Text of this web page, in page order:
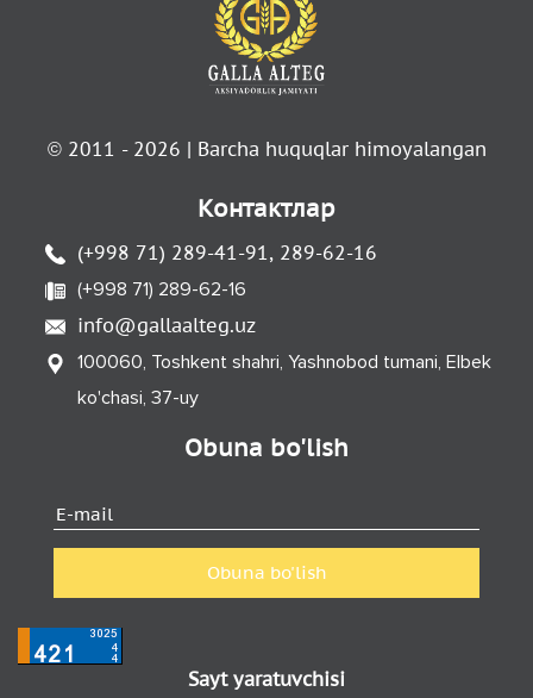
© 2011 - 2026 | Barcha huquqlar himoyalangan
Kонтактлар
(+998 71) 289-41-91, 289-62-16
(+998 71) 289-62-16
info@gallaalteg.uz
100060, Toshkent shahri, Yashnobod tumani, Elbek
ko'chasi, 37-uy
Obuna bo'lish
Obuna bo'lish
Sayt yaratuvchisi